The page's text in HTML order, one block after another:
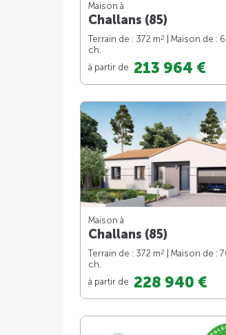
Maison à
Challans (85)
Terrain de : 372 m2
| Maison de :
ch.
à partir de 213 964 €
Maison à
Challans (85)
Terrain de : 372 m2
| Maison de :
ch.
à partir de 228 940 €